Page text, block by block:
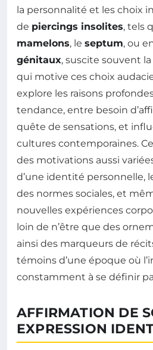
la personnalité et les choix
de piercings insolites, tels
mamelons, le septum, ou
génitaux, suscite souvent
qui motive ces choix
explore les raisons
tendance, entre besoin
quête de sensations, et
cultures contemporaines.
des motivations aussi
d’une identité personnelle,
des normes sociales, et
nouvelles expériences
loin de n’être que des
ainsi des marqueurs de
témoins d’une époque où
constamment à se définir
AFFIRMATION DE
EXPRESSION